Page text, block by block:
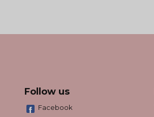
Follow us
Facebook